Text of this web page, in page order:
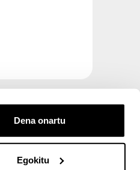
Dena onartu
Egokitu